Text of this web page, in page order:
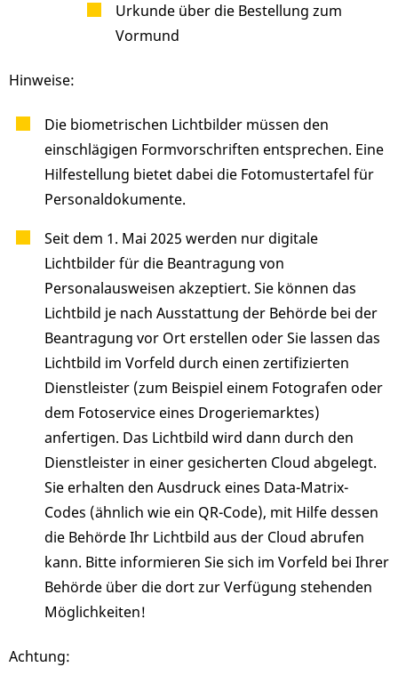
Urkunde über die Bestellung zum
Vormund
Hinweise:
Die biometrischen Lichtbilder müssen den
einschlägigen Formvorschriften entsprechen. Eine
Hilfestellung bietet dabei die Fotomustertafel für
Personaldokumente.
Seit dem 1. Mai 2025 werden nur digitale
Lichtbilder für die Beantragung von
Personalausweisen akzeptiert. Sie können das
Lichtbild je nach Ausstattung der Behörde bei der
Beantragung vor Ort erstellen oder Sie lassen das
Lichtbild im Vorfeld durch einen zertifizierten
Dienstleister (zum Beispiel einem Fotografen oder
dem Fotoservice eines Drogeriemarktes)
anfertigen. Das Lichtbild wird dann durch den
Dienstleister in einer gesicherten Cloud abgelegt.
Sie erhalten den Ausdruck eines Data-Matrix-
Codes (ähnlich wie ein QR-Code), mit Hilfe dessen
die Behörde Ihr Lichtbild aus der Cloud abrufen
kann. Bitte informieren Sie sich im Vorfeld bei Ihrer
Behörde über die dort zur Verfügung stehenden
Möglichkeiten!
Achtung: